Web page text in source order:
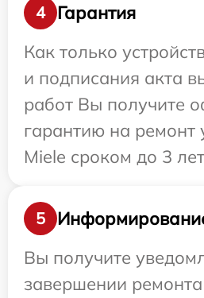
4
Гарантия
Как только
и подписания акта
работ Вы получите
гарантию на ремонт
Miele сроком до 3
5
Вы получите
завершении